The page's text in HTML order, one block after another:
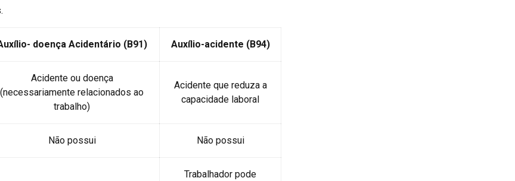
doença Acidentário (B91) Auxílio-acidente (B94)
Acidente ou doença
(necessariamente relacionados ao
trabalho)
Acidente que reduza a
capacidade laboral
Não possui Não possui
Trabalhador pode